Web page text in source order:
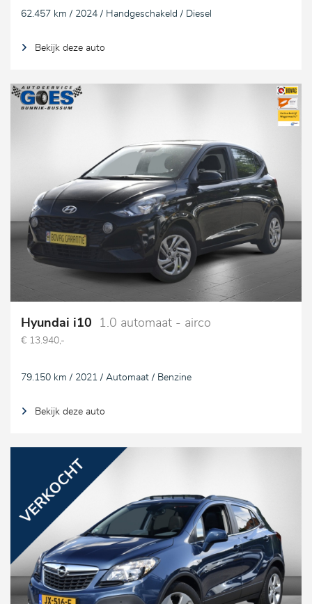
62.457 km / 2024 / Handgeschakeld / Diesel
Bekijk deze auto
Hyundai i10 1.0 automaat - airco
€ 13.940,-
79.150 km / 2021 / Automaat / Benzine
Bekijk deze auto